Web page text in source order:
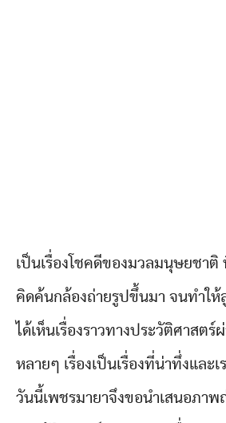
เป็นเรื่องโชคดีของมวลมนุษยชาติ
คิดค้นกล้องถ่ายรูปขึ้นมา จนทำใ
ได้เห็นเรื่องราวทางประวัติศาสตร์
หลายๆ เรื่องเป็นเรื่องที่น่าทึ่งและเ
วันนี้เพชรมายาจึงขอนำเสนอภาพ